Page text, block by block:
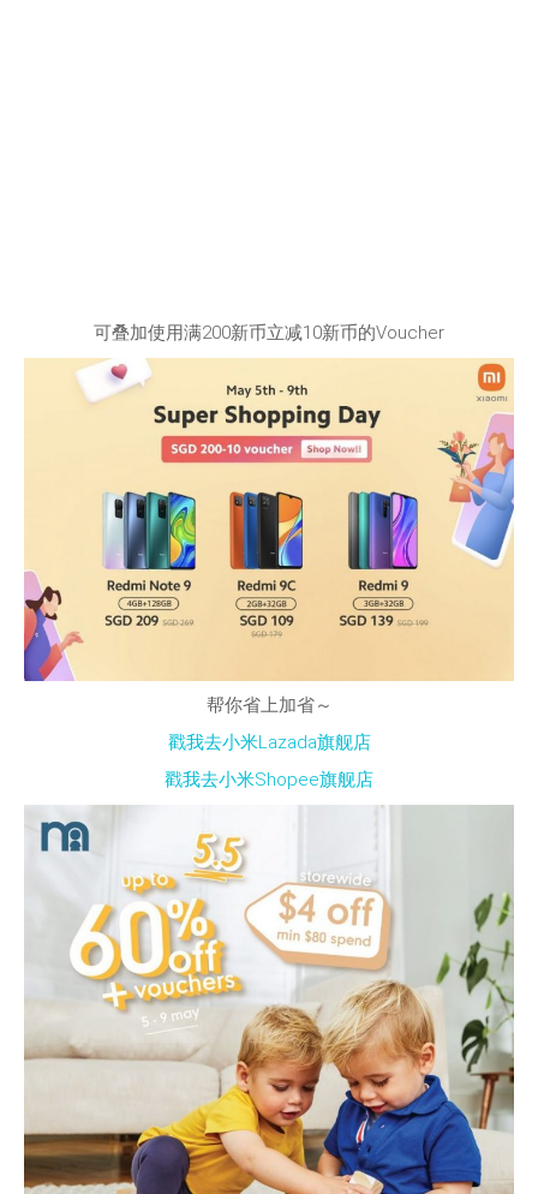
可叠加使用满200新币立减10新币的Voucher
帮你省上加省～
戳我去小米Lazada旗舰店
戳我去小米Shopee旗舰店